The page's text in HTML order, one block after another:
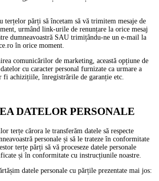
terțelor părți să încetam să vă trimitem mesaje de
urmând link-urile de renunțare la orice mesaj
dumneavoastră SAU trimițându-ne un e-mail la
în orice moment.
comunicărilor de marketing, această opțiune de
cu caracter personal furnizate ca urmare a
fi achizițiile, înregistrările de garanție etc.
DATELOR PERSONALE
terțe cărora le transferăm datele să respecte
personale și să le trateze în conformitate
terțe părți să vă proceseze datele personale
și în conformitate cu instrucțiunile noastre.
datele personale cu părțile prezentate mai jos: